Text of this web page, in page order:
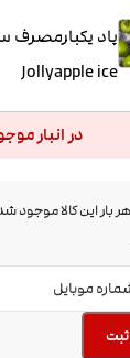
Jollyapple ice
در انبار
ثبت